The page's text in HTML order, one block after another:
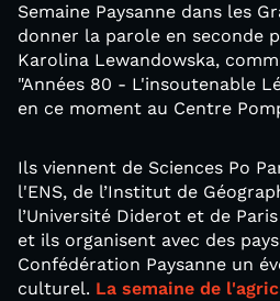
Semaine Paysanne dans les
donner la parole en seconde
Karolina Lewandowska,
"Années 80 - L'insoutenable
en ce moment au Centre
Ils viennent de Sciences Po
l'ENS, de l’Institut de
l’Université Diderot et de
et ils organisent avec des
Confédération Paysanne un
culturel. La semaine de